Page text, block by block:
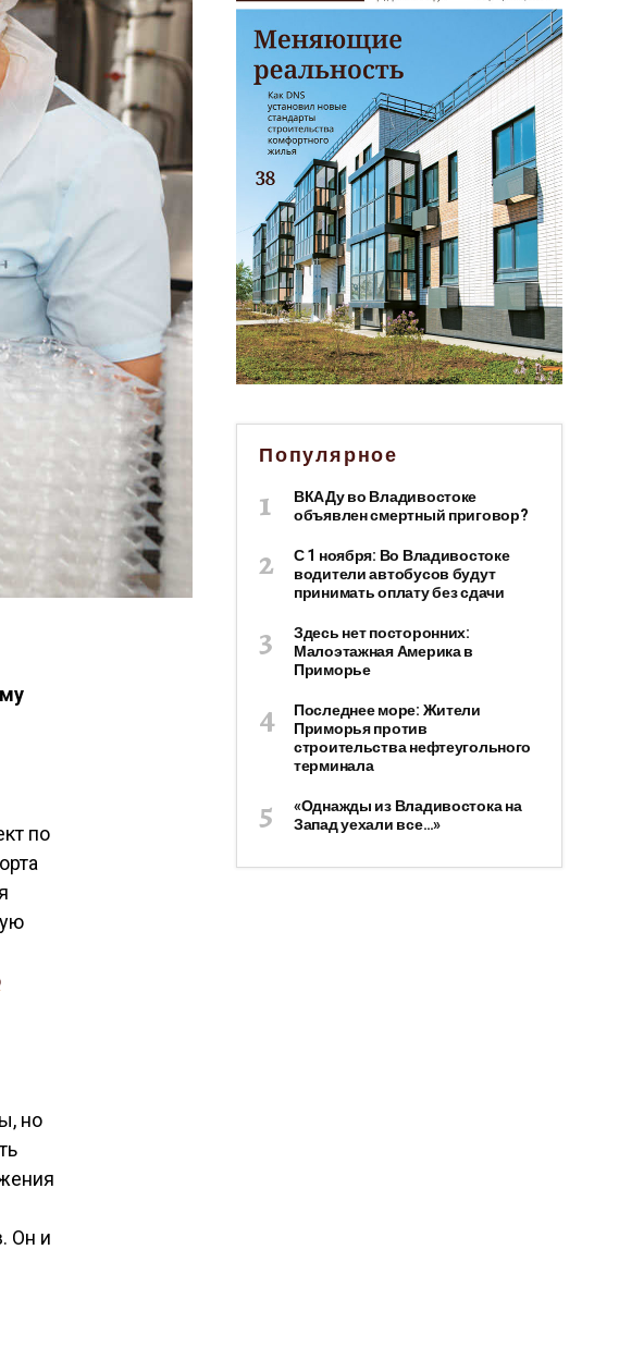
по
но
Он и
Популярное
ВКАДу во Владивостоке
объявлен смертный приговор?
С 1 ноября: Во Владивостоке
водители автобусов будут
принимать оплату без сдачи
Здесь нет посторонних:
Малоэтажная Америка в
Приморье
Последнее море: Жители
Приморья против
строительства нефтеугольного
терминала
«Однажды из Владивостока на
Запад уехали все…»